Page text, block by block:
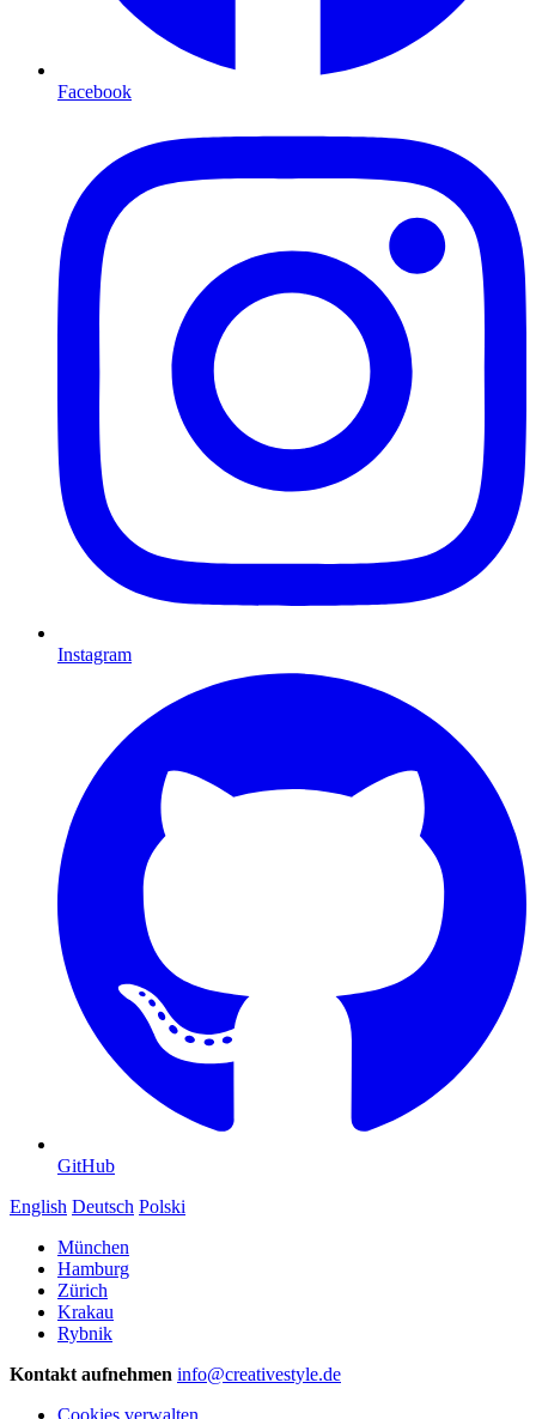
Facebook
Instagram
GitHub
English Deutsch Polski
München
Hamburg
Zürich
Krakau
Rybnik
Kontakt aufnehmen info@creativestyle.de
Cookies verwalten